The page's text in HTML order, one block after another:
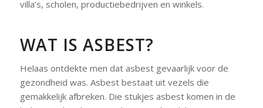
villa’s, scholen, productiebedrijven en winkels.
WAT IS ASBEST?
Helaas ontdekte men dat asbest gevaarlijk voor de
gezondheid was. Asbest bestaat uit vezels die
gemakkelijk afbreken. Die stukjes asbest komen in de